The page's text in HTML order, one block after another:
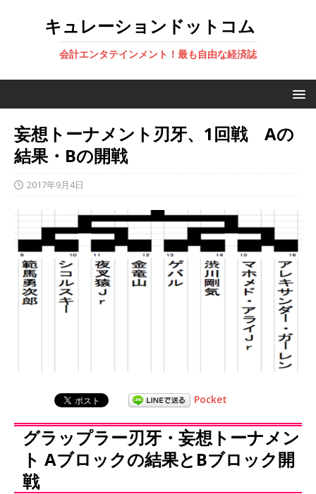
キュレーションドットコム
会計エンタテインメント！最も自由な経済誌
妄想トーナメント刃牙、1回戦 Aの
結果・Bの開戦
2017年9月4日
Pocket
グラップラー刃牙・妄想トーナメン
ト Aブロックの結果とBブロック開
戦